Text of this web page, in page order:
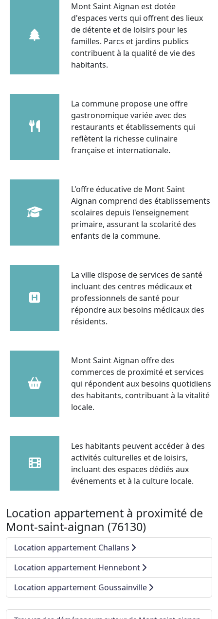
Mont Saint Aignan est dotée
d'espaces verts qui offrent des lieux
de détente et de loisirs pour les
familles. Parcs et jardins publics
contribuent à la qualité de vie des
habitants.
La commune propose une offre
gastronomique variée avec des
restaurants et établissements qui
reflètent la richesse culinaire
française et internationale.
L'offre éducative de Mont Saint
Aignan comprend des établissements
scolaires depuis l'enseignement
primaire, assurant la scolarité des
enfants de la commune.
La ville dispose de services de santé
incluant des centres médicaux et
professionnels de santé pour
répondre aux besoins médicaux des
résidents.
Mont Saint Aignan offre des
commerces de proximité et services
qui répondent aux besoins quotidiens
des habitants, contribuant à la vitalité
locale.
Les habitants peuvent accéder à des
activités culturelles et de loisirs,
incluant des espaces dédiés aux
événements et à la culture locale.
Location appartement à proximité de
Mont-saint-aignan (76130)
Location appartement Challans
Location appartement Hennebont
Location appartement Goussainville